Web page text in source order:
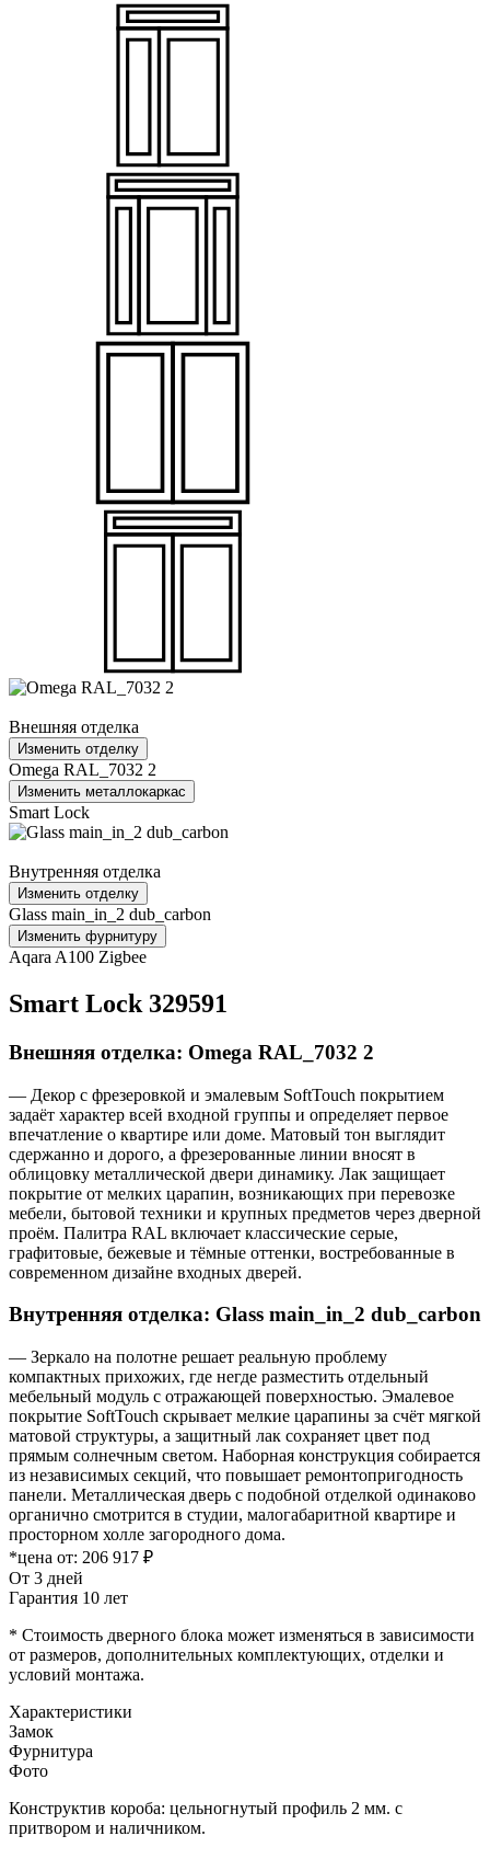
Внешняя отделка
Изменить отделку
Omega RAL_7032 2
Изменить металлокаркас
Smart Lock
Внутренняя отделка
Изменить отделку
Glass main_in_2 dub_carbon
Изменить фурнитуру
Aqara A100 Zigbee
Smart Lock 329591
Внешняя отделка: Omega RAL_7032 2
— Декор с фрезеровкой и эмалевым SoftTouch покрытием
задаёт характер всей входной группы и определяет первое
впечатление о квартире или доме. Матовый тон выглядит
сдержанно и дорого, а фрезерованные линии вносят в
облицовку металлической двери динамику. Лак защищает
покрытие от мелких царапин, возникающих при перевозке
мебели, бытовой техники и крупных предметов через дверной
проём. Палитра RAL включает классические серые,
графитовые, бежевые и тёмные оттенки, востребованные в
современном дизайне входных дверей.
Внутренняя отделка: Glass main_in_2 dub_carbon
— Зеркало на полотне решает реальную проблему
компактных прихожих, где негде разместить отдельный
мебельный модуль с отражающей поверхностью. Эмалевое
покрытие SoftTouch скрывает мелкие царапины за счёт мягкой
матовой структуры, а защитный лак сохраняет цвет под
прямым солнечным светом. Наборная конструкция собирается
из независимых секций, что повышает ремонтопригодность
панели. Металлическая дверь с подобной отделкой одинаково
органично смотрится в студии, малогабаритной квартире и
просторном холле загородного дома.
*цена от: 206 917 ₽
От 3 дней
Гарантия 10 лет
* Стоимость дверного блока может изменяться в зависимости
от размеров, дополнительных комплектующих, отделки и
условий монтажа.
Характеристики
Замок
Фурнитура
Фото
Конструктив короба: цельногнутый профиль 2 мм. с
притвором и наличником.